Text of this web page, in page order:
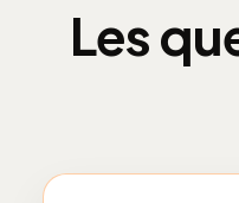
Les